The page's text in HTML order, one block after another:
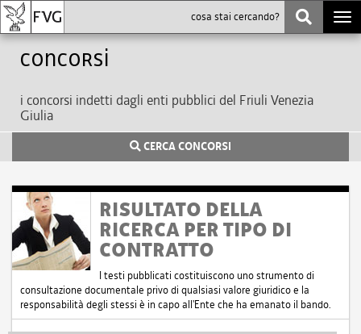
Concorsi
i concorsi indetti dagli enti pubblici del Friuli Venezia
Giulia
CERCA CONCORSI
RISULTATO DELLA
RICERCA PER TIPO DI
CONTRATTO
I testi pubblicati costituiscono uno strumento di
consultazione documentale privo di qualsiasi valore giuridico e la
responsabilità degli stessi è in capo all'Ente che ha emanato il bando.